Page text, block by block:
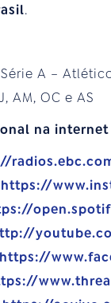
.
A –
AM, OC e AS
na
https://
https://